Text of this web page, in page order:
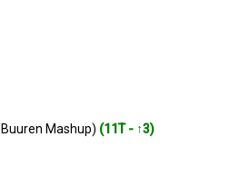
Mashup) (11T - ↑3)